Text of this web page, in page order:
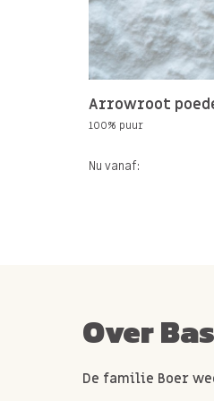
Arrowroot
100% puur
Nu vanaf:
Over
De familie Boer